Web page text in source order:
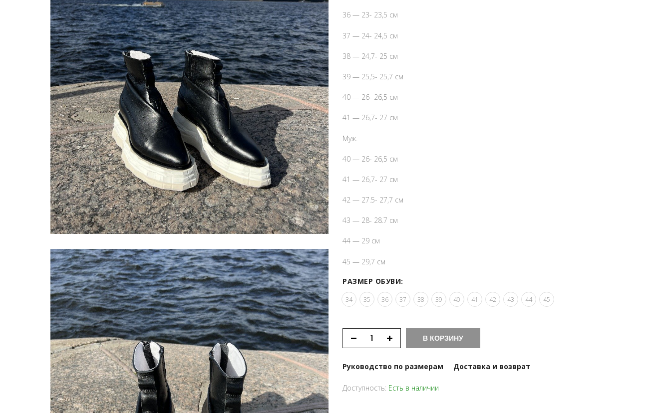
36 — 23- 23,5 см
37 — 24- 24,5 см
38 — 24,7- 25 см
39 — 25,5- 25,7 см
40 — 26- 26,5 см
41 — 26,7- 27 см
Муж.
40 — 26- 26,5 см
41 — 26,7- 27 см
42 — 27.5- 27,7 см
43 — 28- 28.7 см
44 — 29 см
45 — 29,7 см
РАЗМЕР ОБУВИ:
34 35 36 37 38 39 40 41 42 43 44 45
В КОРЗИНУ
Руководство по размерам Доставка и возврат
Доступность: Есть в наличии